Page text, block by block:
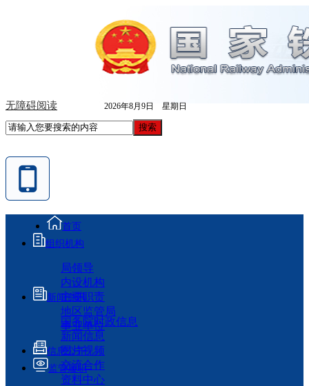
无障碍阅读 2026年8月9日 星期日
首页
组织机构
局领导
内设机构
主要职责
地区监管局
事业单位
新闻资讯
国务院时政信息
新闻信息
图片视频
交流合作
资料中心
信息公开
监管履职